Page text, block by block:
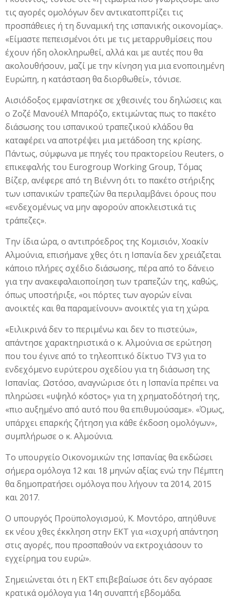
τις αγορές ομολόγων δεν αντικατοπτρίζει τις
προσπάθειες ή τη δυναμική της ισπανικής οικονομίας».
«Είμαστε πεπεισμένοι ότι με τις μεταρρυθμίσεις που
έχουν ήδη ολοκληρωθεί, αλλά και με αυτές που θα
ακολουθήσουν, μαζί με την κίνηση για μια ενοποιημένη
Ευρώπη, η κατάσταση θα διορθωθεί», τόνισε.
Αισιόδοξος εμφανίστηκε σε χθεσινές του δηλώσεις και
ο Ζοζέ Μανουέλ Μπαρόζο, εκτιμώντας πως το πακέτο
διάσωσης του ισπανικού τραπεζικού κλάδου θα
καταφέρει να αποτρέψει μια μετάδοση της κρίσης.
Πάντως, σύμφωνα με πηγές του πρακτορείου Reuters, ο
επικεφαλής του Eurogroup Working Group, Τόμας
Βίζερ, ανέφερε από τη Βιέννη ότι το πακέτο στήριξης
των ισπανικών τραπεζών θα περιλαμβάνει όρους που
«ενδεχομένως να μην αφορούν αποκλειστικά τις
τράπεζες».
Την ίδια ώρα, ο αντιπρόεδρος της Κομισιόν, Χοακίν
Αλμούνια, επισήμανε χθες ότι η Ισπανία δεν χρειάζεται
κάποιο πλήρες σχέδιο διάσωσης, πέρα από το δάνειο
για την ανακεφαλαιοποίηση των τραπεζών της, καθώς,
όπως υποστήριξε, «οι πόρτες των αγορών είναι
ανοικτές και θα παραμείνουν» ανοικτές για τη χώρα.
«Ειλικρινά δεν το περιμένω και δεν το πιστεύω»,
απάντησε χαρακτηριστικά ο κ. Αλμούνια σε ερώτηση
που του έγινε από το τηλεοπτικό δίκτυο TV3 για το
ενδεχόμενο ευρύτερου σχεδίου για τη διάσωση της
Ισπανίας. Ωστόσο, αναγνώρισε ότι η Ισπανία πρέπει να
πληρώσει «υψηλό κόστος» για τη χρηματοδότησή της,
«πιο αυξημένο από αυτό που θα επιθυμούσαμε». «Όμως,
υπάρχει επαρκής ζήτηση για κάθε έκδοση ομολόγων»,
συμπλήρωσε ο κ. Αλμούνια.
Το υπουργείο Οικονομικών της Ισπανίας θα εκδώσει
σήμερα ομόλογα 12 και 18 μηνών αξίας ενώ την Πέμπτη
θα δημοπρατήσει ομόλογα που λήγουν τα 2014, 2015
και 2017.
Ο υπουργός Προϋπολογισμού, Κ. Μοντόρο, απηύθυνε
εκ νέου χθες έκκληση στην ΕΚΤ για «ισχυρή απάντηση
στις αγορές, που προσπαθούν να εκτροχιάσουν το
εγχείρημα του ευρώ».
Σημειώνεται ότι η ΕΚΤ επιβεβαίωσε ότι δεν αγόρασε
κρατικά ομόλογα για 14η συναπτή εβδομάδα.